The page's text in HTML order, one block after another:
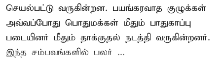
செயல்பட்டு வருகின்றன. பயங்கரவாத குழுக்கள்
அவ்வப்போது பொதுமக்கள் மீதும் பாதுகாப்பு
படையினர் மீதும் தாக்குதல் நடத்தி வருகின்றனர்.
இந்த சம்பவங்களில் பலர் ...